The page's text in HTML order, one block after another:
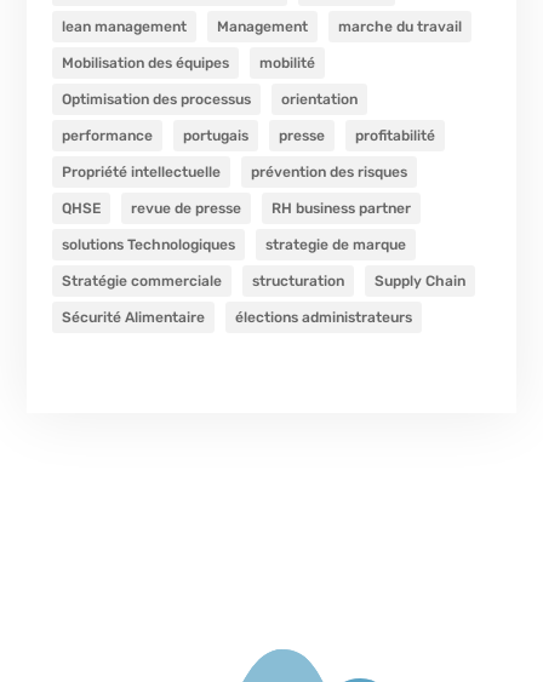
lean management Management marche du travail
Mobilisation des équipes mobilité
Optimisation des processus orientation
performance portugais presse profitabilité
Propriété intellectuelle prévention des risques
QHSE revue de presse RH business partner
solutions Technologiques strategie de marque
Stratégie commerciale structuration Supply Chain
Sécurité Alimentaire élections administrateurs